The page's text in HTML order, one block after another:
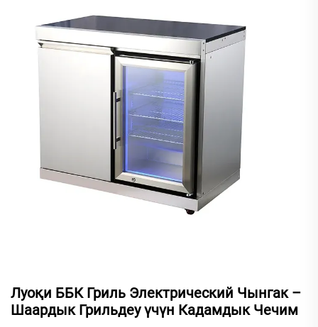
Луоқи ББК Гриль Электрический Чынгак –
Шаардык Грильдеу үчүн Кадамдык Чечим